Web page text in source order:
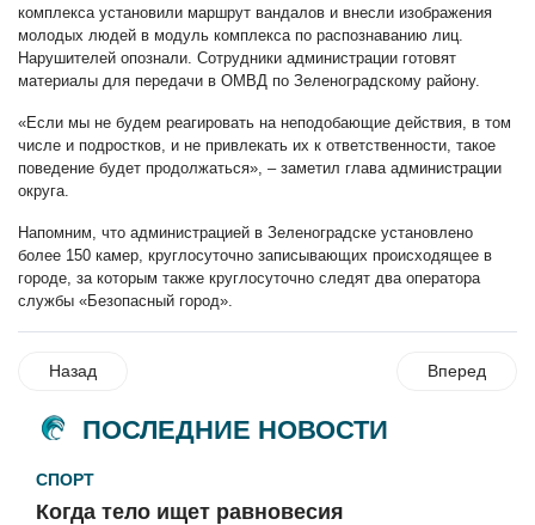
комплекса установили маршрут вандалов и внесли изображения
молодых людей в модуль комплекса по распознаванию лиц.
Нарушителей опознали. Сотрудники администрации готовят
материалы для передачи в ОМВД по Зеленоградскому району.
«Если мы не будем реагировать на неподобающие действия, в том
числе и подростков, и не привлекать их к ответственности, такое
поведение будет продолжаться», – заметил глава администрации
округа.
Напомним, что администрацией в Зеленоградске установлено
более 150 камер, круглосуточно записывающих происходящее в
городе, за которым также круглосуточно следят два оператора
службы «Безопасный город».
Назад Вперед
ПОСЛЕДНИЕ НОВОСТИ
СПОРТ
Когда тело ищет равновесия